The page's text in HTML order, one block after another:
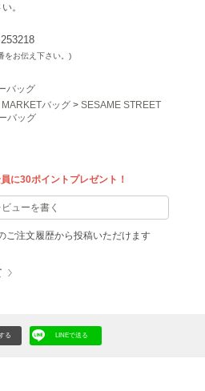
。
をお伝え下さい。)
バッグ
バッグ > SESAME STREET
バッグ
に30ポイントプレゼント！
ビューを書く
ご注文履歴から投稿いただけます
る LINEで送る